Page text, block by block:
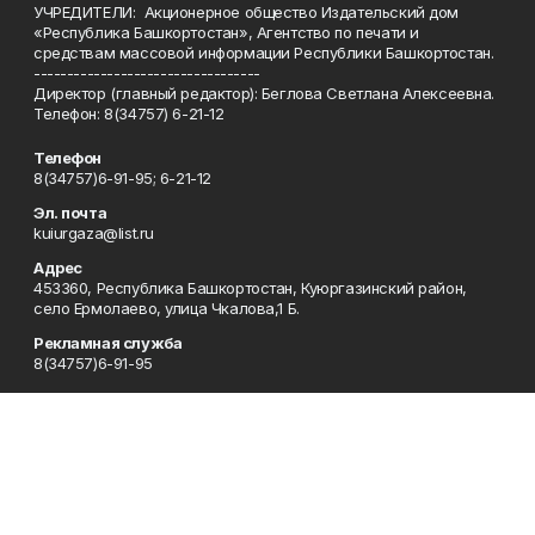
УЧРЕДИТЕЛИ: Акционерное общество Издательский дом
«Республика Башкортостан», Агентство по печати и
средствам массовой информации Республики Башкортостан.
----------------------------------
Директор (главный редактор): Беглова Светлана Алексеевна.
Телефон: 8(34757) 6-21-12
Телефон
8(34757)6-91-95; 6-21-12
Эл. почта
kuiurgaza@list.ru
Адрес
453360, Республика Башкортостан, Куюргазинский район,
село Ермолаево, улица Чкалова,1 Б.
Рекламная служба
8(34757)6-91-95
Редакция